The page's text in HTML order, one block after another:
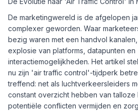
De marketingwereld is de afgelopen
complexer geworden. Waar
bezig waren met een handvol
explosie van platforms, datapunten en
interactiemogelijkheden. Het artikel
nu zijn 'air traffic control'-tijdperk
treffend: net als luchtverkeersleiders
constant overzicht hebben van talloze
potentiële conflicten vermijden en